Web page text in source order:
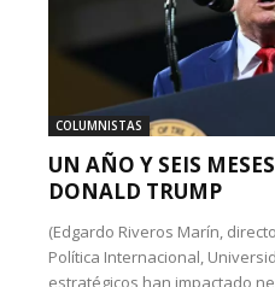
COLUMNISTAS
UN AÑO Y SEIS
DONALD TRUMP
(Edgardo Riveros Marín,
Política Internacional,
estratégicos han impactado